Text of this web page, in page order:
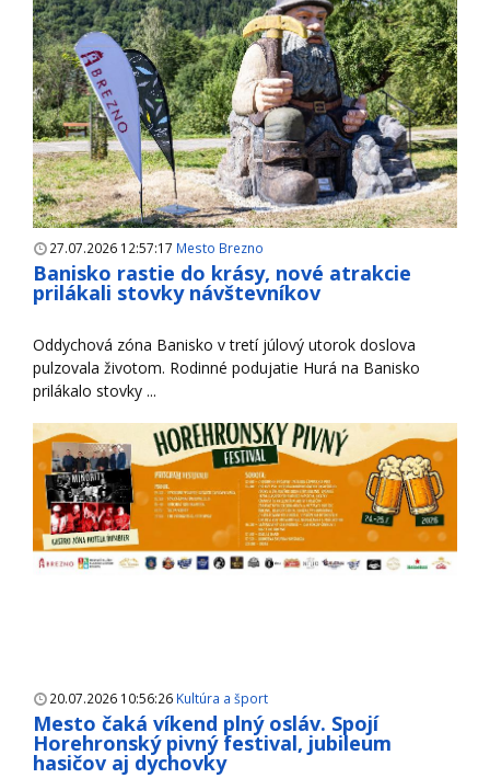
27.07.2026 12:57:17 Mesto Brezno
Banisko rastie do krásy, nové atrakcie
prilákali stovky návštevníkov
Oddychová zóna Banisko v tretí júlový utorok doslova
pulzovala životom. Rodinné podujatie Hurá na Banisko
prilákalo stovky ...
20.07.2026 10:56:26 Kultúra a šport
Mesto čaká víkend plný osláv. Spojí
Horehronský pivný festival, jubileum
hasičov aj dychovky